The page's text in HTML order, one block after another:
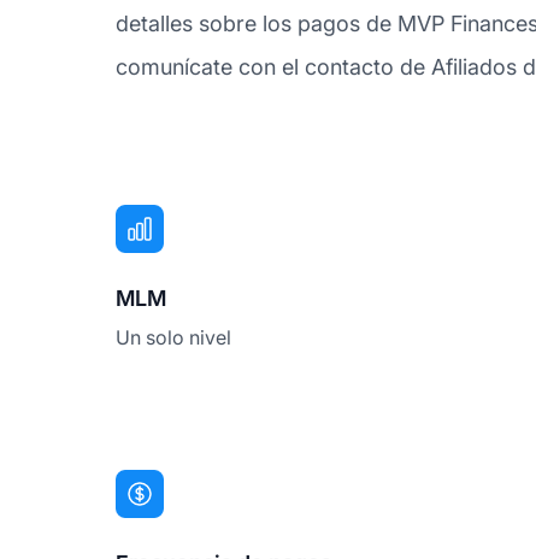
detalles sobre los pagos de MVP
comunícate con el contacto de Afiliados
MLM
Un solo nivel